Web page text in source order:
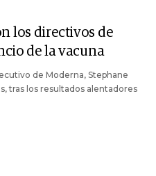
los directivos de
de la vacuna
de Moderna, Stephane
tras los resultados alentadores